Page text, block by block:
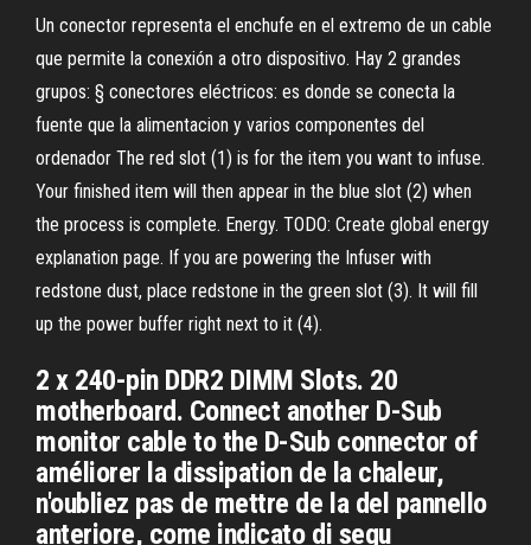
Un conector representa el enchufe en el extremo de un cable
que permite la conexión a otro dispositivo. Hay 2 grandes
grupos: § conectores eléctricos: es donde se conecta la
fuente que la alimentacion y varios componentes del
ordenador The red slot (1) is for the item you want to infuse.
Your finished item will then appear in the blue slot (2) when
the process is complete. Energy. TODO: Create global energy
explanation page. If you are powering the Infuser with
redstone dust, place redstone in the green slot (3). It will fill
up the power buffer right next to it (4).
2 x 240-pin DDR2 DIMM Slots. 20
motherboard. Connect another D-Sub
monitor cable to the D-Sub connector of
améliorer la dissipation de la chaleur,
n'oubliez pas de mettre de la del pannello
anteriore, come indicato di segu